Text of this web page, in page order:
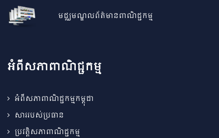
មជ្ឈមណ្ឌលព័ត៌មានពាណិជ្ជកម្ម
អំពីសភាពាណិជ្ជកម្ម
អំពីសភាពាណិជ្ជកម្មកម្ពុជា
សាររបស់ប្រធាន
ប្រវត្តិសភាពាណិជ្ជកម្ម